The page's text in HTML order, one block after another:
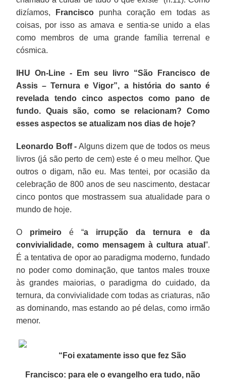
dizíamos,
Francisco punha coração em todas as
coisas, por isso as amava e sentia-se unido a elas
como membros de uma grande família terrenal e
cósmica.
IHU On-Line - Em seu livro “São Francisco de
Assis – Ternura e Vigor”, a história do santo é
revelada tendo cinco aspectos como pano de
fundo. Quais são, como se relacionam? Como
esses aspectos se atualizam nos dias de hoje?
Leonardo Boff - Alguns dizem que de todos os meus
livros (já são perto de cem) este é o meu melhor. Que
outros o digam, não eu. Mas tentei, por ocasião da
celebração de 800 anos de seu nascimento, destacar
cinco pontos que mostrassem sua atualidade para o
mundo de hoje.
O primeiro é “a irrupção da ternura e da
convivialidade, como mensagem à cultura atual ”.
É a tentativa de opor ao paradigma moderno, fundado
no poder como dominação, que tantos males trouxe
às grandes maiorias, o paradigma do cuidado, da
ternura, da convivialidade com todas as criaturas, não
as dominando, mas estando ao pé delas, como irmão
menor.
“Foi exatamente isso que fez São
Francisco: para ele o evangelho era tudo, não